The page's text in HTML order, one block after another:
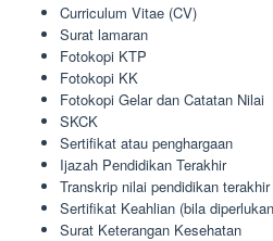
Curriculum Vitae (CV)
Surat lamaran
Fotokopi KTP
Fotokopi KK
Fotokopi Gelar dan Catatan Nilai
SKCK
Sertifikat atau penghargaan
Ijazah Pendidikan Terakhir
Transkrip nilai pendidikan terakhir
Sertifikat Keahlian (bila
Surat Keterangan Kesehatan